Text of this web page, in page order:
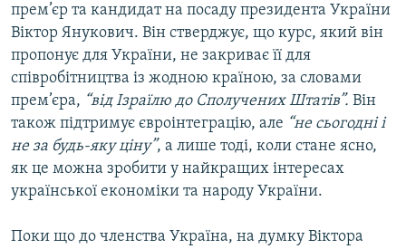
прем’єр та кандидат на посаду президента України
Віктор Янукович. Він стверджує, що курс, який він
пропонує для України, не закриває її для
співробітництва із жодною країною, за словами
прем’єра, “від Ізраїлю до Сполучених Штатів”. Він
також підтримує євроінтеграцію, але “не сьогодні і
не за будь-яку ціну”, а лише тоді, коли стане ясно,
як це можна зробити у найкращих інтересах
української економіки та народу України.
Поки що до членства Україна, на думку Віктора